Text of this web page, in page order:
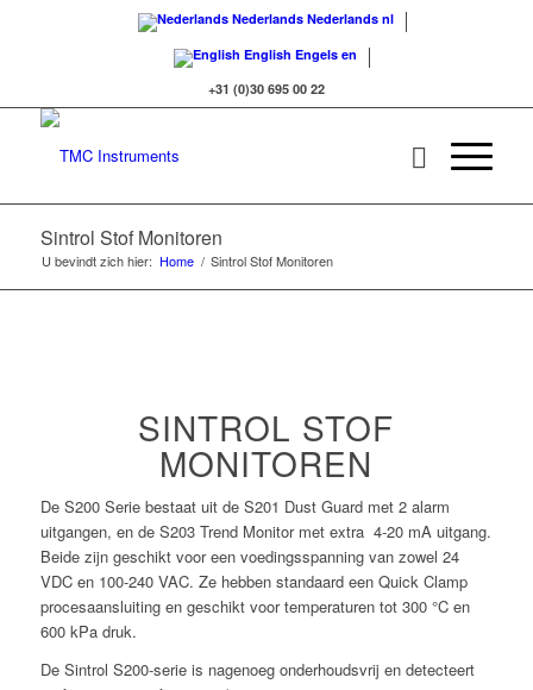
Nederlands Nederlands nl
English Engels en
+31 (0)30 695 00 22
Sintrol Stof Monitoren
U bevindt zich hier: Home / Sintrol Stof Monitoren
SINTROL STOF
MONITOREN
De S200 Serie bestaat uit de S201 Dust Guard met 2 alarm
uitgangen, en de S203 Trend Monitor met extra 4-20 mA uitgang.
Beide zijn geschikt voor een voedingsspanning van zowel 24
VDC en 100-240 VAC. Ze hebben standaard een Quick Clamp
procesaansluiting en geschikt voor temperaturen tot 300 °C en
600 kPa druk.
De Sintrol S200-serie is nagenoeg onderhoudsvrij en detecteert